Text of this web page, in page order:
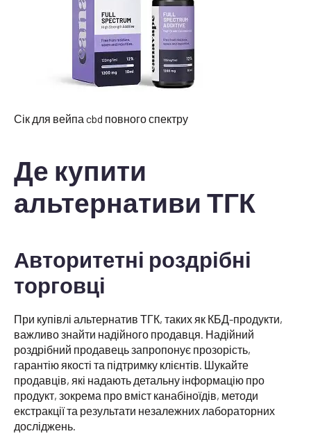
Сік для вейпа cbd повного спектру
Де купити
альтернативи ТГК
Авторитетні роздрібні
торговці
При купівлі альтернатив ТГК, таких як КБД-продукти,
важливо знайти надійного продавця. Надійний
роздрібний продавець запропонує прозорість,
гарантію якості та підтримку клієнтів. Шукайте
продавців, які надають детальну інформацію про
продукт, зокрема про вміст канабіноїдів, методи
екстракції та результати незалежних лабораторних
досліджень.